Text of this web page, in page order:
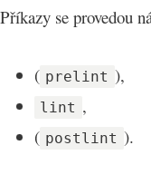
Příkazy se provedou
( prelint ),
lint ,
( postlint ).